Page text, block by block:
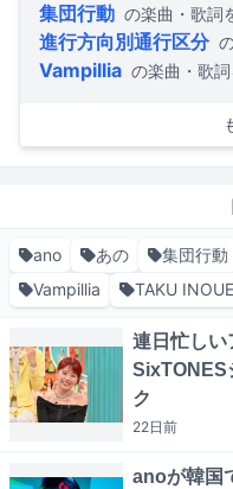
集団行動 の楽曲・歌詞
進行方向別通行区分
Vampillia の楽曲・歌
ano あの 集団行動
Vampillia
TAKU INOUE
連日忙しい
SixTONES
ク
22日前
anoが韓国